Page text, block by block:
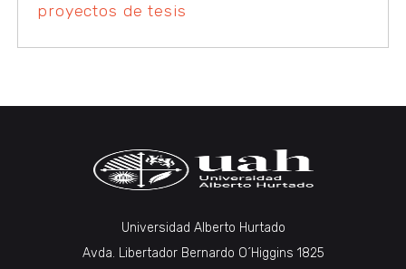
proyectos de tesis
Universidad Alberto Hurtado
Avda. Libertador Bernardo O´Higgins 1825